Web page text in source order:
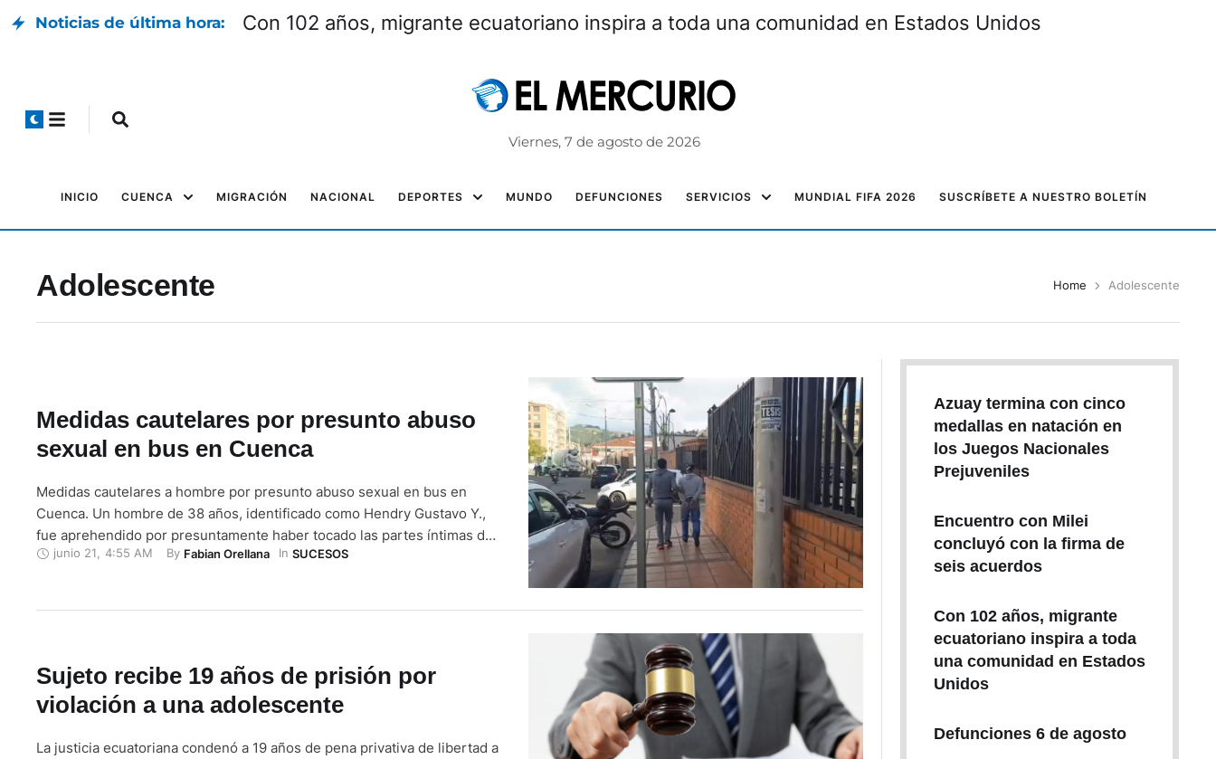
Noticias de última hora: Con 102 años, migrante ecuatoriano inspira a toda una comunidad en Estados Unidos
Viernes, 7 de agosto de 2026
INICIO CUENCA MIGRACIÓN NACIONAL DEPORTES MUNDO DEFUNCIONES SERVICIOS MUNDIAL FIFA 2026 SUSCRÍBETE A NUESTRO BOLETÍN
Adolescente Home Adolescente
Medidas cautelares por presunto abuso
sexual en bus en Cuenca
Medidas cautelares a hombre por presunto abuso sexual en bus en
Cuenca. Un hombre de 38 años, identificado como Hendry Gustavo Y.,
fue aprehendido por presuntamente haber tocado las partes íntimas de
una menor de edad. El presunto abuso se habría dado en un bus de
junio 21 4:55 AM By Fabian Orellana In SUCESOS
Sujeto recibe 19 años de prisión por
violación a una adolescente
La justicia ecuatoriana condenó a 19 años de pena privativa de libertad a
Azuay termina con cinco
medallas en natación en
los Juegos Nacionales
Prejuveniles
Encuentro con Milei
concluyó con la firma de
seis acuerdos
Con 102 años, migrante
ecuatoriano inspira a toda
una comunidad en Estados
Unidos
Defunciones 6 de agosto